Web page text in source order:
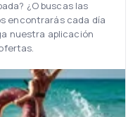
¿O buscas las
encontrarás cada día
nuestra aplicación